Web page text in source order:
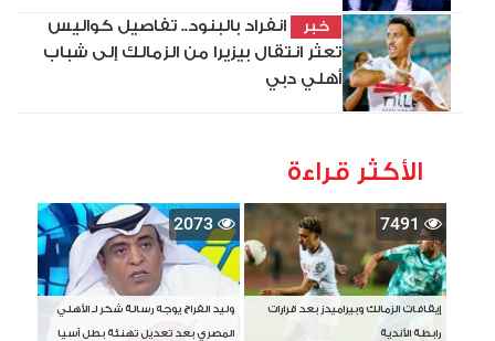
خبر
انفراد بالبنود.. تفاصيل كواليس
تعثر انتقال بيزيرا من الزمالك إلى شباب
أهلي دبي
الأكثر قراءة
7491
إيقافات الزمالك وبيراميدز بعد قرارات
رابطة الأندية
2073
وليد الفراج يوجه رسالة شكر لـ الأهلي
المصري بعد تعديل تهنئة بطل آسيا